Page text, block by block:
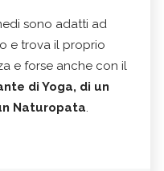
sono adatti ad
e trova il proprio
e forse anche con il
di Yoga, di un
Naturopata.